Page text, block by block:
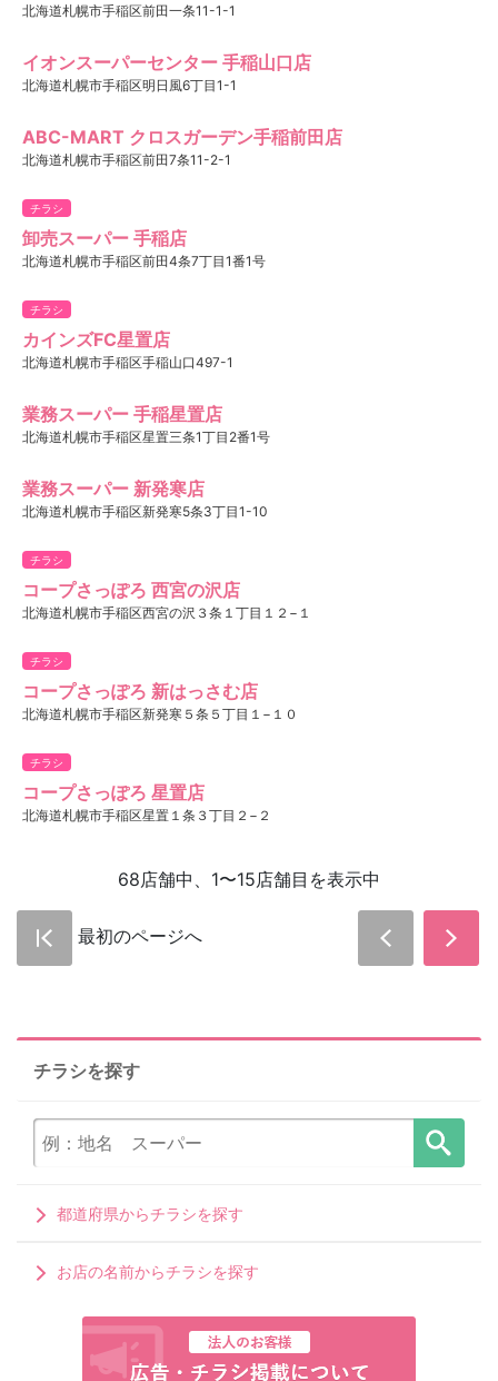
北海道札幌市手稲区前田一条11-1-1
イオンスーパーセンター 手稲山口店
北海道札幌市手稲区明日風6丁目1-1
ABC-MART クロスガーデン手稲前田店
北海道札幌市手稲区前田7条11-2-1
チラシ
卸売スーパー 手稲店
北海道札幌市手稲区前田4条7丁目1番1号
チラシ
カインズFC星置店
北海道札幌市手稲区手稲山口497-1
業務スーパー 手稲星置店
北海道札幌市手稲区星置三条1丁目2番1号
業務スーパー 新発寒店
北海道札幌市手稲区新発寒5条3丁目1-10
チラシ
コープさっぽろ 西宮の沢店
北海道札幌市手稲区西宮の沢３条１丁目１２−１
チラシ
コープさっぽろ 新はっさむ店
北海道札幌市手稲区新発寒５条５丁目１−１０
チラシ
コープさっぽろ 星置店
北海道札幌市手稲区星置１条３丁目２−２
68店舗中、1〜15店舗目を表示中
最初のページへ
チラシを探す
都道府県からチラシを探す
お店の名前からチラシを探す